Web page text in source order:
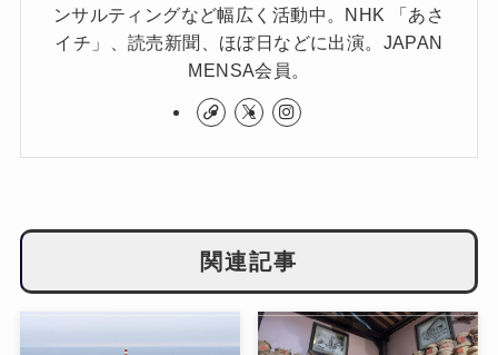
ンサルティングなど幅広く活動中。NHK 「あさ
イチ」、読売新聞、ほぼ日などに出演。JAPAN
MENSA会員。
関連記事